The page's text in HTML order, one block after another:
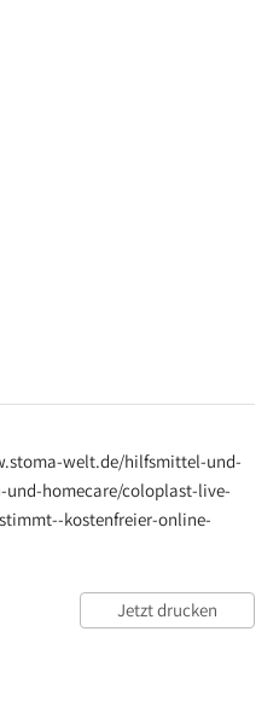
welt.de/hilfsmittel-und-
homecare/coloplast-live-
kostenfreier-online-
Jetzt drucken